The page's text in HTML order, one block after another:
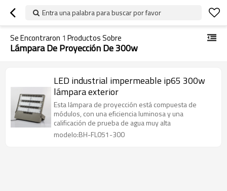
Entra una palabra para buscar por favor
Se Encontraron 1 Productos Sobre
Lámpara De Proyección De 300w
LED industrial impermeable ip65 300w
lámpara exterior
Esta lámpara de proyección está compuesta de
módulos, con una eficiencia luminosa y una
calificación de prueba de agua muy alta
modelo:BH-FL051-300